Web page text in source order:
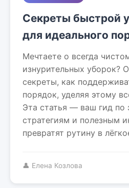
Секреты быстрой
для идеального
Мечтаете о всегда
изнурительных уборок?
секреты, как
порядок, уделяя этому
Эта статья — ваш гид по
стратегиям и полезным
превратят рутину в
👤 Елена Козлова